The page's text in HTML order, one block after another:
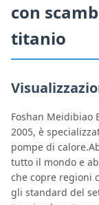
con
titanio
Foshan Meidibiao
2005, è
pompe di
tutto il mondo e
che copre regioni
gli standard del